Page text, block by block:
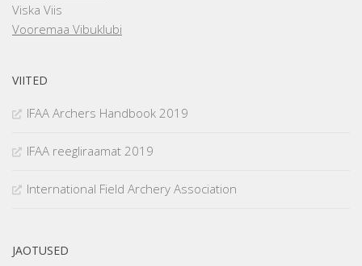
Viska Viis
Vooremaa Vibuklubi
VIITED
IFAA Archers Handbook 2019
IFAA reegliraamat 2019
International Field Archery Association
JAOTUSED